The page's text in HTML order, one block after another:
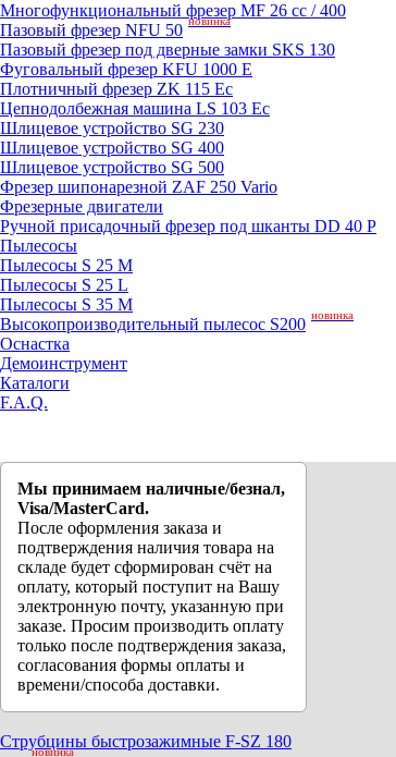
Mногофункциональный фрезер MF 26 cc / 400
Пазовый фрезер NFU 50 новинка
Пазовый фрезер под дверные замки SKS 130
Фуговальный фрезер KFU 1000 E
Плотничный фрезер ZK 115 Ec
Цепнодолбежная машина LS 103 Ec
Шлицевое устройство SG 230
Шлицевое устройство SG 400
Шлицевое устройство SG 500
Фрезер шипонарезной ZAF 250 Vario
Фрезерные двигатели
Ручной присадочный фрезер под шканты DD 40 P
Пылесосы
Пылесосы S 25 M
Пылесосы S 25 L
Пылесосы S 35 M
Высокопроизводительный пылесос S200 новинка
Оснастка
Демоинструмент
Каталоги
F.A.Q.
Мы принимаем наличные/безнал,
Visa/MasterCard.
После оформления заказа и
подтверждения наличия товара на
складе будет сформирован счёт на
оплату, который поступит на Вашу
электронную почту, указанную при
заказе. Просим производить оплату
только после подтверждения заказа,
согласования формы оплаты и
времени/способа доставки.
Струбцины быстрозажимные F-SZ 180
новинка